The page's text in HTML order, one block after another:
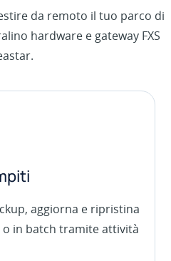
da remoto il tuo parco di
hardware e gateway FXS
aggiorna e ripristina
o in batch tramite attività